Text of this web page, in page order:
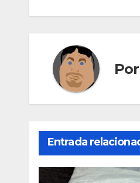
entradas
Por
Entrada